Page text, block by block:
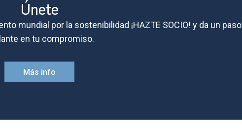
Únete
mundial por la sostenibilidad ¡HAZTE SOCIO! y da un paso
en tu compromiso.
Más info